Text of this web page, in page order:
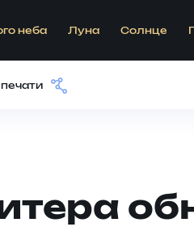
неба Луна Солнце